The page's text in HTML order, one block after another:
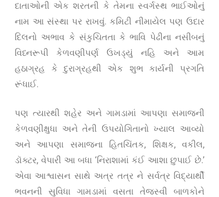
દાતાઓની એક શરતની કે તેમના સ્વર્ગસ્થ ભાઈઓનું
નામ આ સંસ્થા પર રાખવું. કમિટી નીમાયેલ પણ ઉદાર
દિલનો અભાવ કે સંકુચિતતા કે ભાવિ પેઢીના નસીબનું
વિધ્નરૂપી કેળવણીપર્ણ ઉખડ્યું નહિ અને આમ
હઠાગ્રહ કે દુરાગ્રહથી એક શુભ કાર્યની પ્રગતિ
રૂંધાઈ.
પણ ત્યારથી શહેર અને ગામડામાં આપણા સમાજની
કેળવણીક્ષુધા અને તેની ઉપયોગિતાનો ખ્યાલ આવ્યો
અને આપણા સમાજના હિતચિંતક, શિક્ષક, વકીલ,
ડૉક્ટર, વેપારી આ બધા ‘નિરાશામાં કંઈ આશા છુપાઈ છે.’
એવા આશ્વાસન સાથે અત્ર તત્ર ને સર્વત્ર વિદ્યાર્થી
ભવનની સુવિધા ગામડામાં વસતા તેજસ્વી બાળકોને